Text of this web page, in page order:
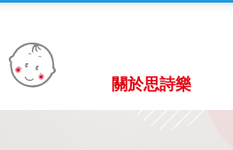
關於思詩樂